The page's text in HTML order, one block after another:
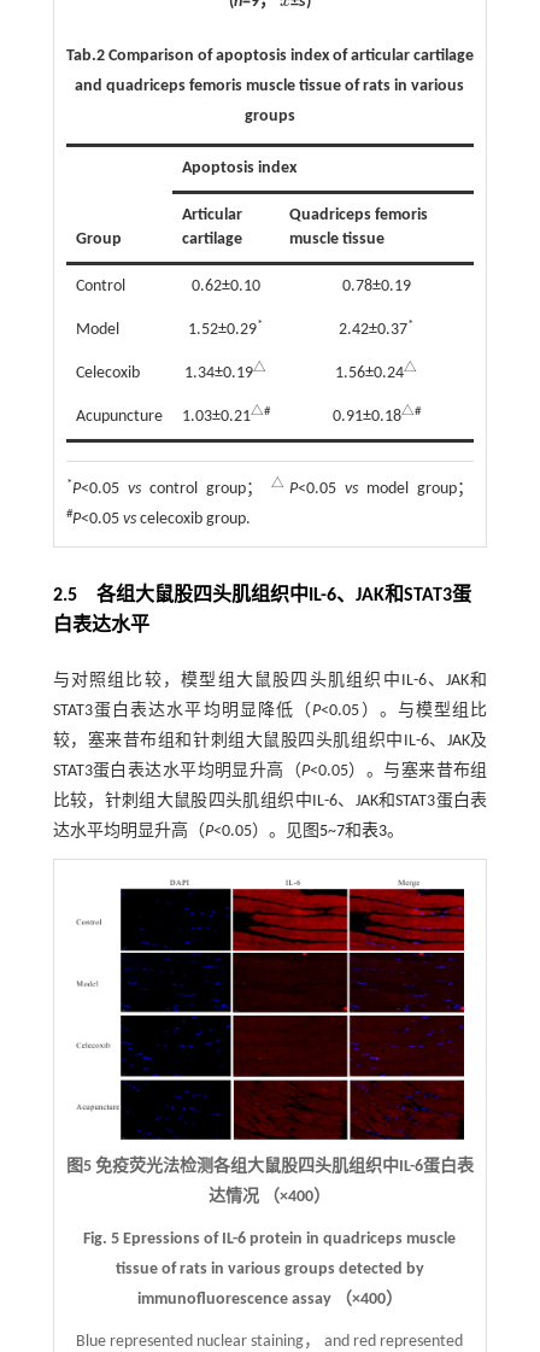
x¯
Tab.2 Comparison of apoptosis index of articular cartilage
and quadriceps femoris muscle tissue of rats in various
groups
Group
Apoptosis index
Articular
cartilage
Quadriceps femoris
muscle tissue
Control 0.62±0.10 0.78±0.19
Model 1.52±0.29* 2.42±0.37*
Celecoxib 1.34±0.19△ 1.56±0.24△
Acupuncture 1.03±0.21△# 0.91±0.18△#
*P<0.05 vscontrol group；△ P<0.05vs model group；
#P<0.05 vscelecoxib group.
2.5 各组大鼠股四头肌组织中IL-6、JAK和STAT3蛋
白表达水平
与对照组比较，模型组大鼠股四头肌组织中IL-6、JAK和
STAT3蛋白表达水平均明显降低（P<0.05）。与模型组比
较，塞来昔布组和针刺组大鼠股四头肌组织中IL-6、JAK及
STAT3蛋白表达水平均明显升高（P<0.05）。与塞来昔布组
比较，针刺组大鼠股四头肌组织中IL-6、JAK和STAT3蛋白表
达水平均明显升高（P<0.05）。见图 5~7和表3。
图5 免疫荧光法检测各组大鼠股四头肌组织中IL-6蛋白表
达情况 （×400）
Fig. 5Epressions of IL-6 protein in quadriceps muscle
tissue of rats in various groups detected by
immunofluorescence assay （×400）
Blue represented nuclear staining， and red represented